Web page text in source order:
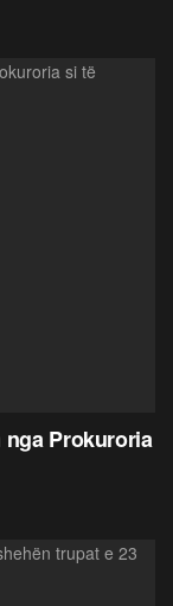
nga Prokuroria